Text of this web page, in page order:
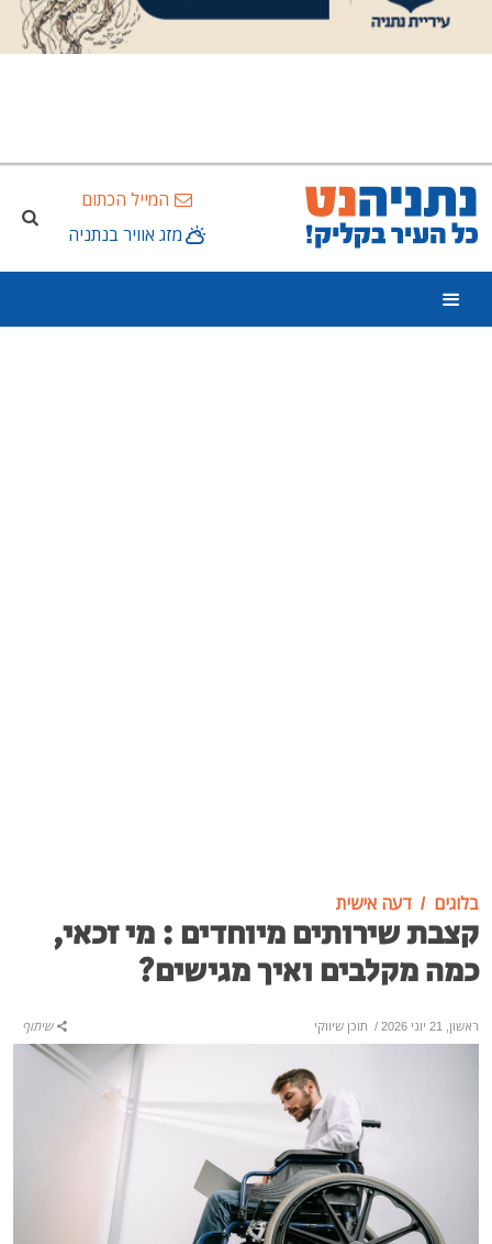
המייל הכתום
מזג אוויר בנתניה
בלוגים דעה אישית
קצבת שירותים מיוחדים : מי זכאי,
כמה מקלבים ואיך מגישים?
ראשון, 21 יוני 2026 / תוכן שיווקי שיתוף